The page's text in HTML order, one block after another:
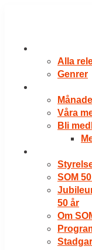
Alla
Genrer
Våra
Bli
SOM
50 år
Om
Stadgar